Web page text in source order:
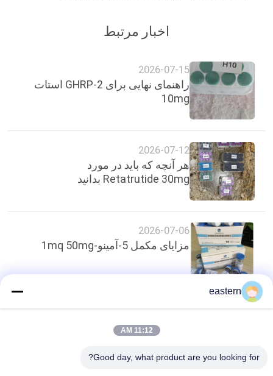
اخبار مرتبط
2026-07-15
راهنمای نهایی برای GHRP-2 استات
10mg
2026-07-12
هر آنچه که باید در مورد
Retatrutide 30mg بدانید
2026-07-06
مزایای مکمل 5-آمینو-1mq 50mg
بالا
eastern
11:12 AM
Good day, what product are you looking for?